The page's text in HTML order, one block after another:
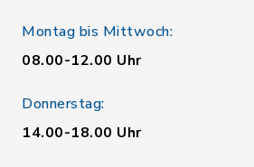
Montag bis Mittwoch:
08.00-12.00 Uhr
Donnerstag:
14.00-18.00 Uhr